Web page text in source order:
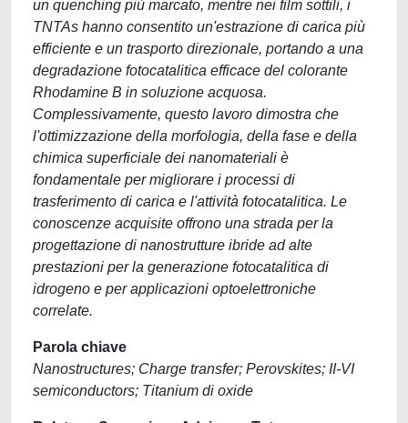
un quenching più marcato, mentre nei film sottili, i
TNTAs hanno consentito un'estrazione di carica più
efficiente e un trasporto direzionale, portando a una
degradazione fotocatalitica efficace del colorante
Rhodamine B in soluzione acquosa.
Complessivamente, questo lavoro dimostra che
l'ottimizzazione della morfologia, della fase e della
chimica superficiale dei nanomateriali è
fondamentale per migliorare i processi di
trasferimento di carica e l'attività fotocatalitica. Le
conoscenze acquisite offrono una strada per la
progettazione di nanostrutture ibride ad alte
prestazioni per la generazione fotocatalitica di
idrogeno e per applicazioni optoelettroniche
correlate.
Parola chiave
Nanostructures; Charge transfer; Perovskites; II-VI
semiconductors; Titanium di oxide